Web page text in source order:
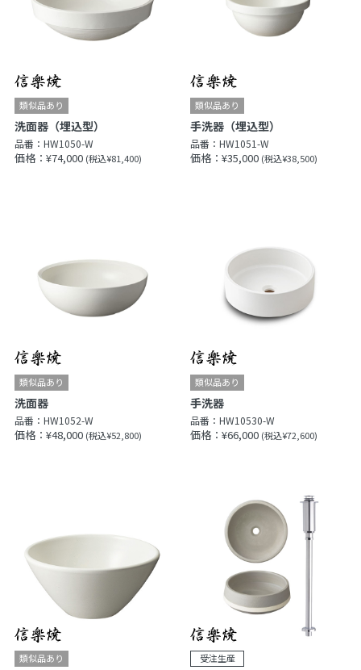
洗面器（埋込型）
品番： HW1050-W
価格：¥74,000 (税込¥81,400)
手洗器（埋込型）
品番：HW1051-W
価格：¥35,000 (税込¥38,500)
洗面器
品番： HW1052-W
価格：¥48,000 (税込¥52,800)
手洗器
品番：HW10530-W
価格：¥66,000 (税込¥72,600)